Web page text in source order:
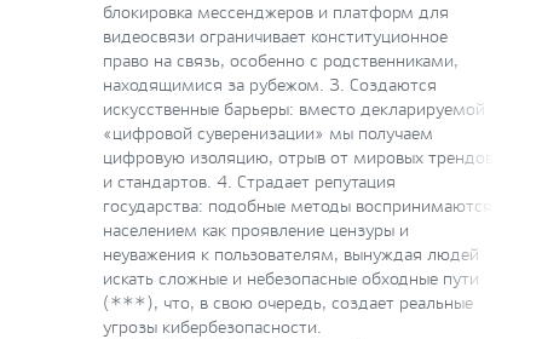
блокировка мессенджеров и платформ для
видеосвязи ограничивает конституционное
право на связь, особенно с родственниками,
находящимися за рубежом. 3. Создаются
искусственные барьеры: вместо декларируемой
«цифровой суверенизации» мы получаем
цифровую изоляцию, отрыв от мировых трендов
и стандартов. 4. Страдает репутация
государства: подобные методы воспринимаются
населением как проявление цензуры и
неуважения к пользователям, вынуждая людей
искать сложные и небезопасные обходные пути
(***), что, в свою очередь, создает реальные
угрозы кибербезопасности.